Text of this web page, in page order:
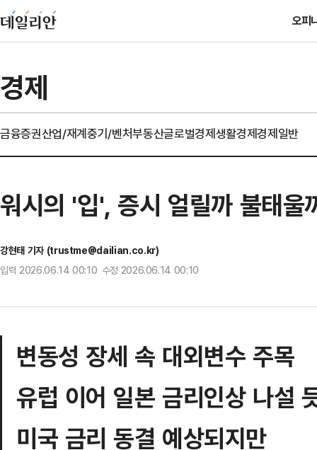
오피
경제
금융증권산업/재계중기/벤처부동산글로벌경제생활경제경제일반
워시의 '입', 증시 얼릴까 불태
강현태 기자 (trustme@dailian.co.kr)
입력 2026.06.14 00:10 수정 2026.06.14 00:10
변동성 장세 속 대외변수 주목
유럽 이어 일본 금리인상 나설
미국 금리 동결 예상되지만